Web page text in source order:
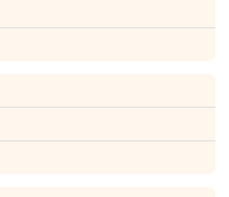
公開專區
絲專頁